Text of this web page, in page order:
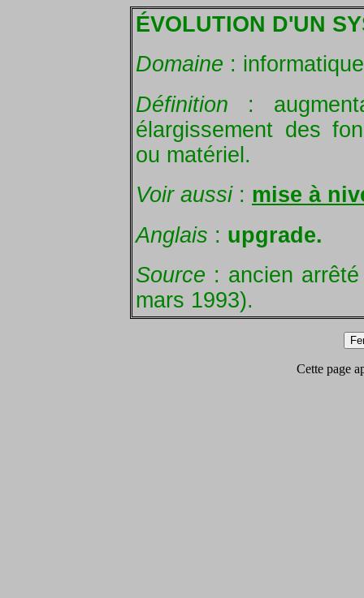
ÉVOLUTION D'UN
Domaine :
Définition :
élargissement des
ou matériel.
Voir aussi: mise à
Anglais : upgrade.
Source : ancien
mars 1993).
Cette page